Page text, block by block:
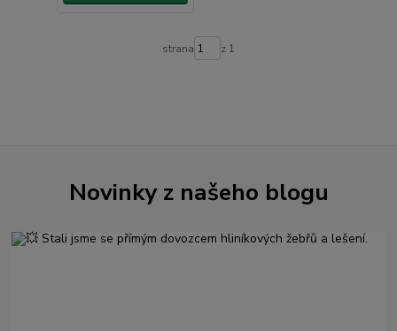
strana z 1
Novinky z našeho blogu